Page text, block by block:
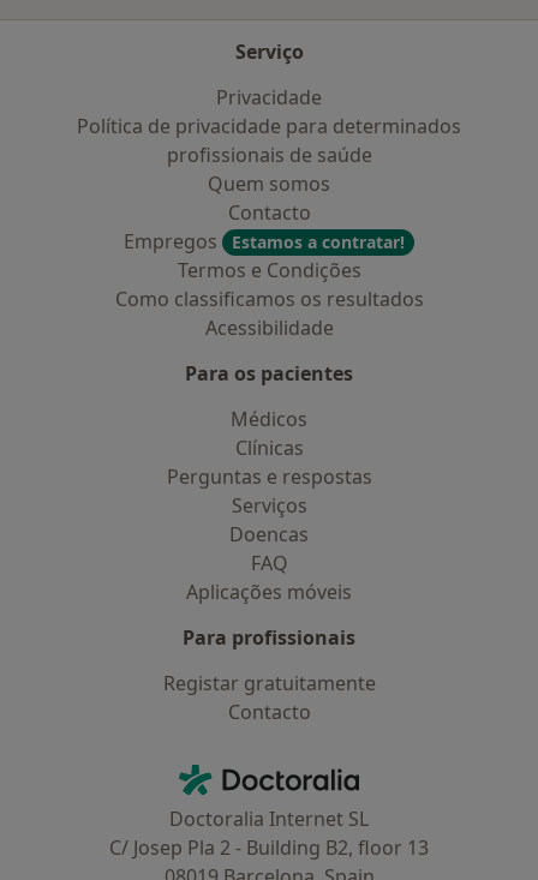
Serviço
Privacidade
Política de privacidade para determinados
profissionais de saúde
Quem somos
Contacto
Empregos
Estamos a contratar!
Termos e Condições
Como classificamos os resultados
Acessibilidade
Para os pacientes
Médicos
Clínicas
Perguntas e respostas
Serviços
Doencas
FAQ
Aplicações móveis
Para profissionais
Registar gratuitamente
Contacto
Doctoralia - Homepage
Doctoralia Internet SL
C/ Josep Pla 2 - Building B2, floor 13